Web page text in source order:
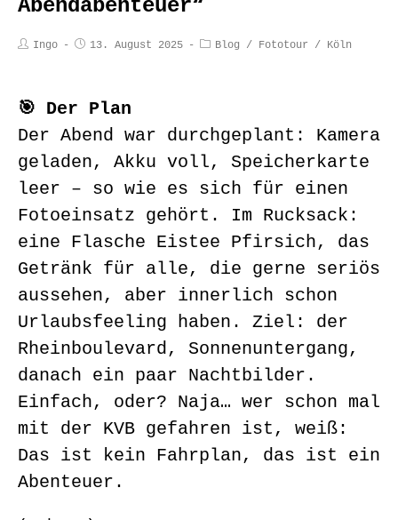
Abendabenteuer“
Ingo 13. August 2025 Blog / Fototour / Köln
🎯 Der Plan
Der Abend war durchgeplant: Kamera
geladen, Akku voll, Speicherkarte
leer – so wie es sich für einen
Fotoeinsatz gehört. Im Rucksack:
eine Flasche Eistee Pfirsich, das
Getränk für alle, die gerne seriös
aussehen, aber innerlich schon
Urlaubsfeeling haben. Ziel: der
Rheinboulevard, Sonnenuntergang,
danach ein paar Nachtbilder.
Einfach, oder? Naja… wer schon mal
mit der KVB gefahren ist, weiß:
Das ist kein Fahrplan, das ist ein
Abenteuer.